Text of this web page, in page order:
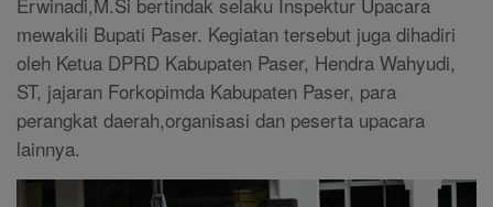
mewakili Bupati Paser. Kegiatan tersebut juga dihadiri
oleh Ketua DPRD Kabupaten Paser, Hendra Wahyudi,
ST, jajaran Forkopimda Kabupaten Paser, para
perangkat daerah,organisasi dan peserta upacara
lainnya.